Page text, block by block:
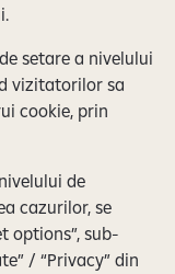
setare a nivelului
vizitatorilor sa
cookie, prin
de
cazurilor, se
options”, sub-
/ “Privacy” din